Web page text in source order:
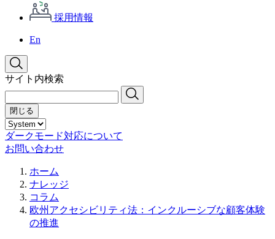
採用情報
En
サイト内検索
閉じる
ダークモード対応について
お問い合わせ
ホーム
ナレッジ
コラム
欧州アクセシビリティ法：インクルーシブな顧客体験
の推進